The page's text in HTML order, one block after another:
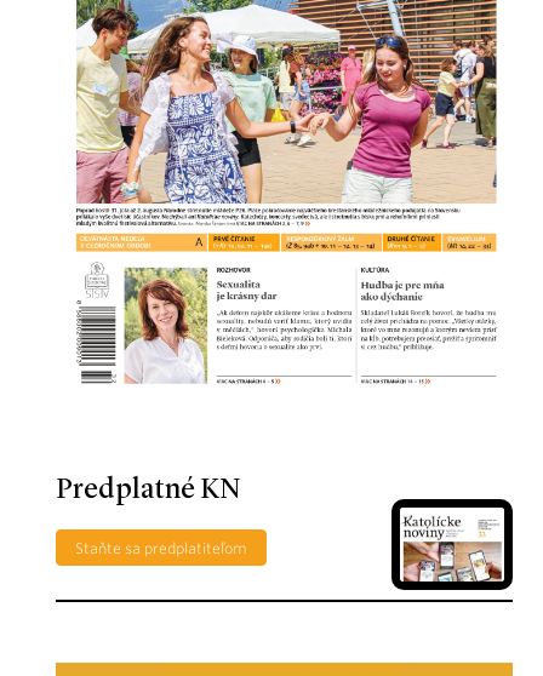
Predplatné KN
Staňte sa predplatiteľom